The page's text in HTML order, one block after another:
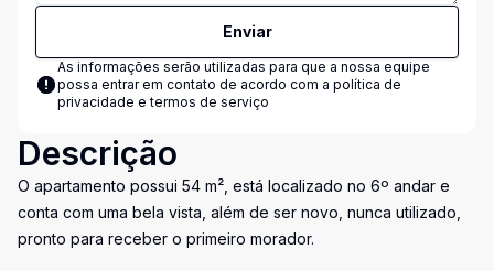
Enviar
As informações serão utilizadas para que a nossa equipe
possa entrar em contato de acordo com a política de
privacidade e termos de serviço
Descrição
O apartamento possui 54 m², está localizado no 6º andar e
conta com uma bela vista, além de ser novo, nunca utilizado,
pronto para receber o primeiro morador.